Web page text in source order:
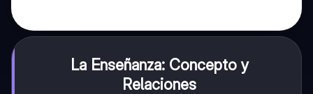
La Enseñanza: Concepto y
Relaciones